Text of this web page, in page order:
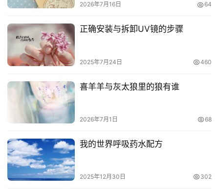
2026年7月16日 64
正确安装与拆卸UV镜的步骤
2025年7月24日 460
喜羊羊与灰太狼里的狼有谁
2026年7月1日 68
我的世界呼吸药水配方
2025年12月30日 302